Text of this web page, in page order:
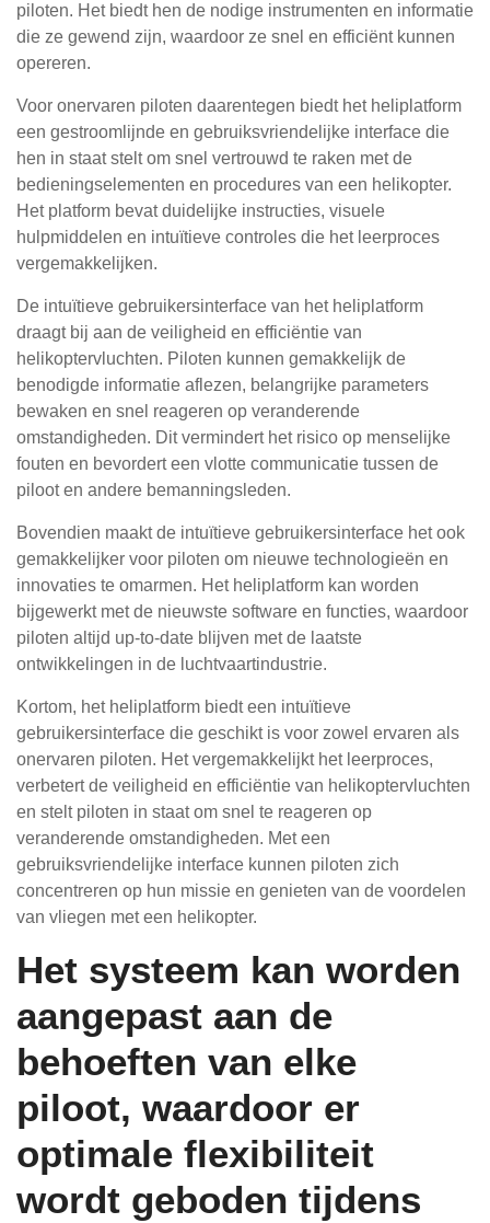
piloten. Het biedt hen de nodige instrumenten en informatie
die ze gewend zijn, waardoor ze snel en efficiënt kunnen
opereren.
Voor onervaren piloten daarentegen biedt het heliplatform
een gestroomlijnde en gebruiksvriendelijke interface die
hen in staat stelt om snel vertrouwd te raken met de
bedieningselementen en procedures van een helikopter.
Het platform bevat duidelijke instructies, visuele
hulpmiddelen en intuïtieve controles die het leerproces
vergemakkelijken.
De intuïtieve gebruikersinterface van het heliplatform
draagt bij aan de veiligheid en efficiëntie van
helikoptervluchten. Piloten kunnen gemakkelijk de
benodigde informatie aflezen, belangrijke parameters
bewaken en snel reageren op veranderende
omstandigheden. Dit vermindert het risico op menselijke
fouten en bevordert een vlotte communicatie tussen de
piloot en andere bemanningsleden.
Bovendien maakt de intuïtieve gebruikersinterface het ook
gemakkelijker voor piloten om nieuwe technologieën en
innovaties te omarmen. Het heliplatform kan worden
bijgewerkt met de nieuwste software en functies, waardoor
piloten altijd up-to-date blijven met de laatste
ontwikkelingen in de luchtvaartindustrie.
Kortom, het heliplatform biedt een intuïtieve
gebruikersinterface die geschikt is voor zowel ervaren als
onervaren piloten. Het vergemakkelijkt het leerproces,
verbetert de veiligheid en efficiëntie van helikoptervluchten
en stelt piloten in staat om snel te reageren op
veranderende omstandigheden. Met een
gebruiksvriendelijke interface kunnen piloten zich
concentreren op hun missie en genieten van de voordelen
van vliegen met een helikopter.
Het systeem kan worden
aangepast aan de
behoeften van elke
piloot, waardoor er
optimale flexibiliteit
wordt geboden tijdens